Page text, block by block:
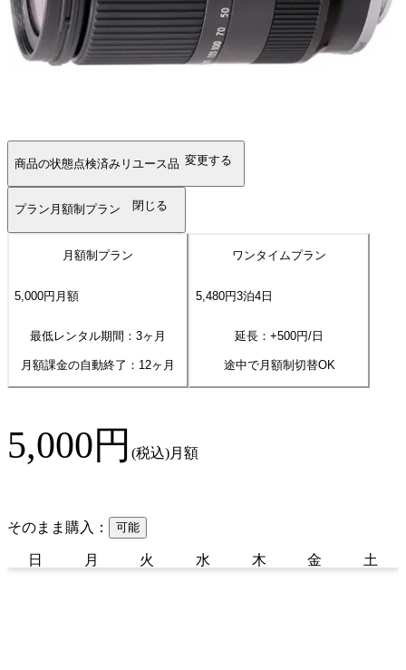
商品の状態点検済みリユース品 変更する
プラン 月額制プラン 閉じる
月額制プラン
5,000円 月額
最低レンタル期間：3ヶ月
月額課金の自動終了： 12ヶ月
ワンタイムプラン
5,480円3泊4日
延長：+500円/日
途中で月額制切替OK
5,000円 (税込)月額
そのまま購入： 可能
日 月 火 水 木 金 土